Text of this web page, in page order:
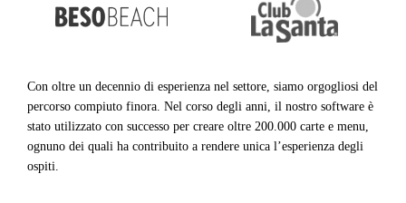
Con oltre un decennio di esperienza nel settore, siamo orgogliosi del
percorso compiuto finora. Nel corso degli anni, il nostro software è
stato utilizzato con successo per creare oltre 200.000 carte e menu,
ognuno dei quali ha contribuito a rendere unica l’esperienza degli
ospiti.